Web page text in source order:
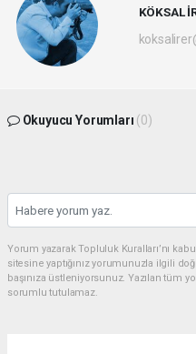
KÖKSAL
Okuyucu Yorumları (0)
Yorum yazarak Topluluk Kuralları’nı
sitesine yaptığınız yorumunuzla ilgili
başınıza üstleniyorsunuz. Yazılan tüm
sorumlu tutulamaz.